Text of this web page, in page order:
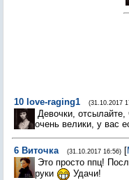
10 love-raging1 (31.10.2017
Девочки, отсылайте,
очень велики, у вас
6 Виточка (31.10.2017 16:56) [
Это просто ппц!
руки
Удачи!